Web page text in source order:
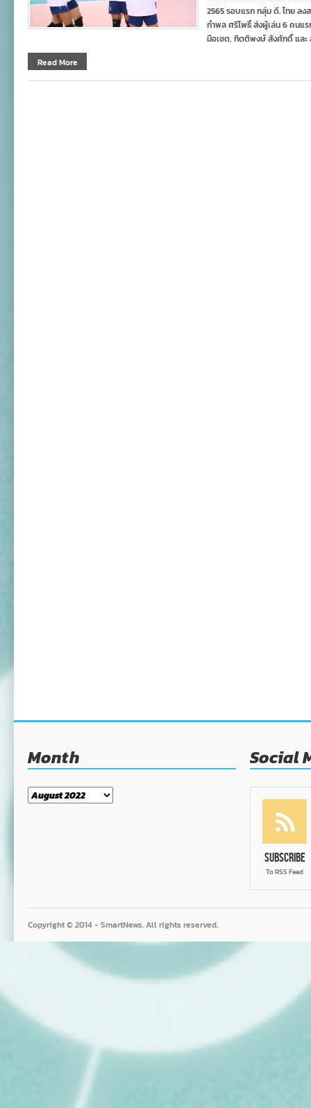
2565 รอบแรก กลุ่ม ดี. ไทย ล
กำพล ศรีโพธิ์ ส่งผู้เล่น 6 คน
มือเซต, กิตติพงษ์ สังศักดิ์ และ
Read More
Month
Month
Social
Subscribe
To RSS Feed
Copyright © 2014 - SmartNews. All rights reserved.